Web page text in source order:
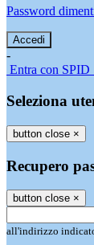
Password
-
Entra con SPID
Seleziona
button close ×
Recupero
button close ×
all'indirizzo